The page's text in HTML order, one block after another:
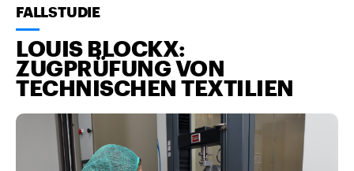
FALLSTUDIE
LOUIS BLOCKX:
ZUGPRÜFUNG VON
TECHNISCHEN TEXTILIEN